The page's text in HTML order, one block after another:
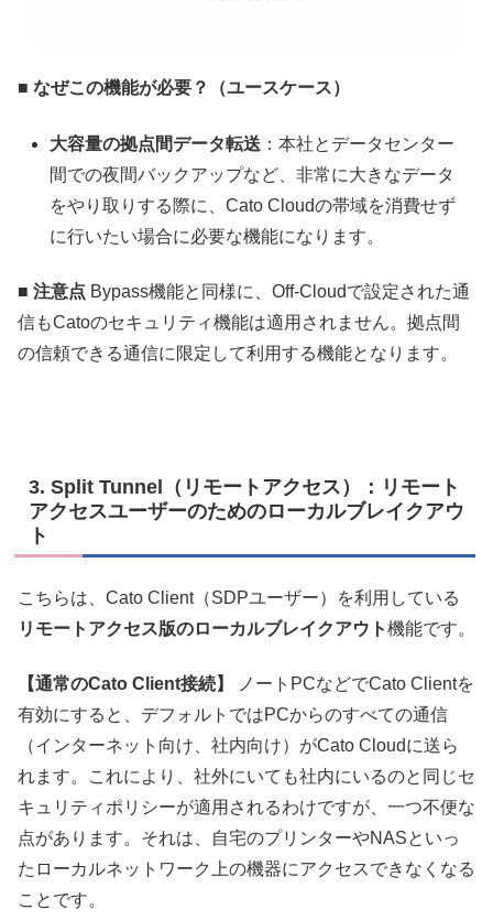
■ なぜこの機能が必要？（ユースケース）
大容量の拠点間データ転送 ：本社とデータセンター
間での夜間バックアップなど、非常に大きなデータ
をやり取りする際に、Cato Cloudの帯域を消費せず
に行いたい場合に必要な機能になります。
■ 注意点 Bypass機能と同様に、Off-Cloudで設定された通
信もCatoのセキュリティ機能は適用されません。拠点間
の信頼できる通信に限定して利用する機能となります。
3. Split Tunnel（リモートアクセス）：リモート
アクセスユーザーのためのローカルブレイクアウ
ト
こちらは、Cato Client（SDPユーザー）を利用している
リモートアクセス版のローカルブレイクアウト機能です。
【通常のCato Client接続】
ノートPCなどでCato Clientを
有効にすると、デフォルトではPCからのすべての通信
（インターネット向け、社内向け）がCato Cloudに送ら
れます。これにより、社外にいても社内にいるのと同じセ
キュリティポリシーが適用されるわけですが、一つ不便な
点があります。それは、自宅のプリンターやNASといっ
たローカルネットワーク上の機器にアクセスできなくなる
ことです。